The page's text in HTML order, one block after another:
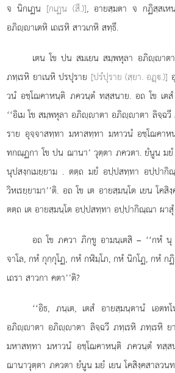
จ นิกเฏน [กเฏน (สี.)], อายสฺมตา จ กฏิสฺสเ
อภิฺาเตหิ เถเรหิ สาวเกหิ สทฺธึ.
เตน โข ปน สมเยน สมฺพหุลา อภิฺาต
ภทฺเรหิ ยาเนหิ ปรปุราย [ปรํปุราย (สฺยา. อฏฺ.)]
วนํ อชฺโฌคาหนฺติ ภควนฺตํ ทสฺสนาย. อถ โข เต
‘‘อิเม โข สมฺพหุลา อภิฺาตา อภิฺาตา ลิจฺฉวี
ราย อุจฺจาสทฺทา มหาสทฺทา มหาวนํ อชฺโฌคา
ทกณฺฏกา โข ปน ฌานา’ วุตฺตา ภควตา. ยํนูน มยํ
นุปสงฺกเมยฺยาม . ตตฺถ มยํ อปฺปสทฺทา อปฺปากิ
วิหเรยฺยามา’’ติ. อถ โข เต อายสฺมนฺโต เยน โคสิ
ตตฺถ เต อายสฺมนฺโต อปฺปสทฺทา อปฺปากิณฺณา ผา
อถ โข ภควา ภิกฺขู อามนฺเตสิ – ‘‘กหํ
จาโล, กหํ กุกฺกุโฏ, กหํ กฬิมฺโภ, กหํ นิกโฏ, กหํ ก
เถรา สาวกา คตา’’ติ?
‘‘อิธ, ภนฺเต, เตสํ อายสฺมนฺตานํ เอต
อภิฺาตา อภิฺาตา ลิจฺฉวี ภทฺเรหิ ภทฺเรหิ ย
มหาสทฺทา มหาวนํ อชฺโฌคาหนฺติ ภควนฺตํ ทสฺ
ฌานาวุตฺตา ภควตา ยํนูน มยํ เยน โคสิงฺคสาลวน